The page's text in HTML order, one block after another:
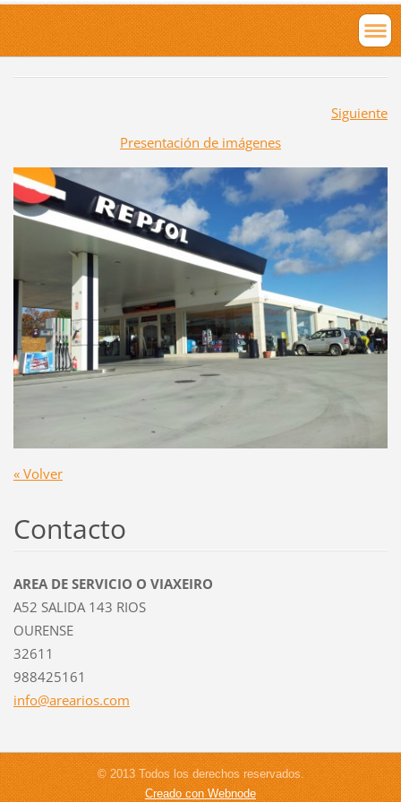
Siguiente
Presentación de imágenes
« Volver
Contacto
AREA DE SERVICIO O VIAXEIRO
A52 SALIDA 143 RIOS
OURENSE
32611
988425161
info@arearios.com
© 2013 Todos los derechos reservados.
Creado con Webnode